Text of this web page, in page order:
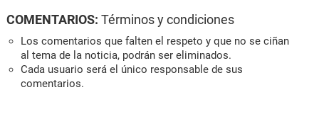
COMENTARIOS: Términos y condiciones
Los comentarios que falten el respeto y que no se ciñan
al tema de la noticia, podrán ser eliminados.
Cada usuario será el único responsable de sus
comentarios.